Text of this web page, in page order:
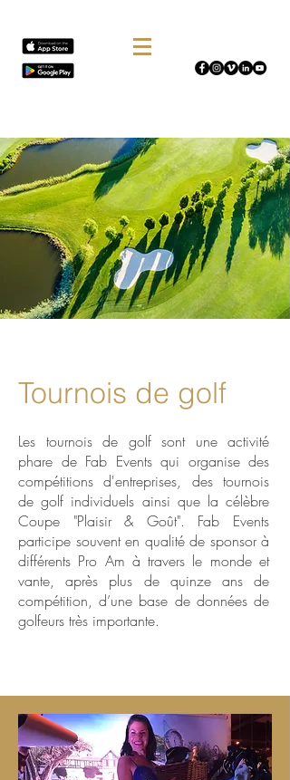
Tournois de golf
Les tournois de golf sont une activité
phare de Fab Events qui organise des
compétitions d'entreprises, des tournois
de golf individuels ainsi que la célèbre
Coupe "Plaisir & Goût". Fab Events
participe souvent en qualité de sponsor à
différents Pro Am à travers le monde et
vante, après plus de quinze ans de
compétition, d’une base de données de
golfeurs très importante.